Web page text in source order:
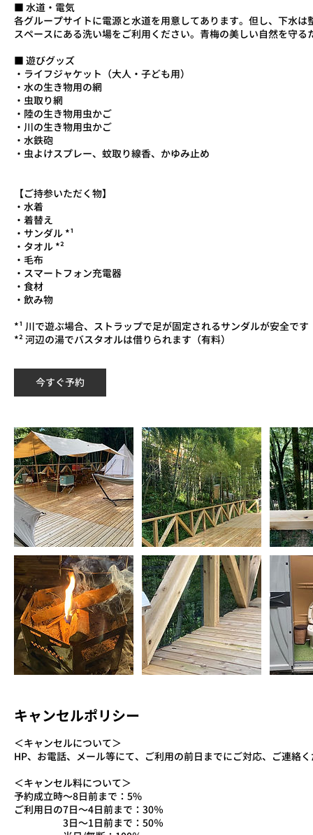
■ 水道・電気
各グループサイトに電源と水道を用意してあります。但し、下水
スペースにある洗い場をご利用ください。青梅の美しい自然を守
■ 遊びグッズ
・ライフジャケット（大人・子ども用）
・水の生き物用の網
・虫取り網
・陸の生き物用虫かご
・川の生き物用虫かご
・水鉄砲
・虫よけスプレー、蚊取り線香、かゆみ止め
【ご持参いただく物】
・水着
​・着替え
・サンダル *¹
・タオル *²
​・毛布
・スマートフォン充電器
・食材
・飲み物
*¹ 川で遊ぶ場合、ストラップで足が固定されるサンダルが安全です
*² 河辺の湯でバスタオルは借りられます（有料）
今すぐ予約
キャンセルポリシー
＜キャンセルについて＞
HP、お電話、メール等にて、ご利用の前日までにご対応、ご連絡
＜キャンセル料について＞
予約成立時～8日前まで：5%
ご利用日の7日～4日前まで：30％
3日～1日前まで：50％